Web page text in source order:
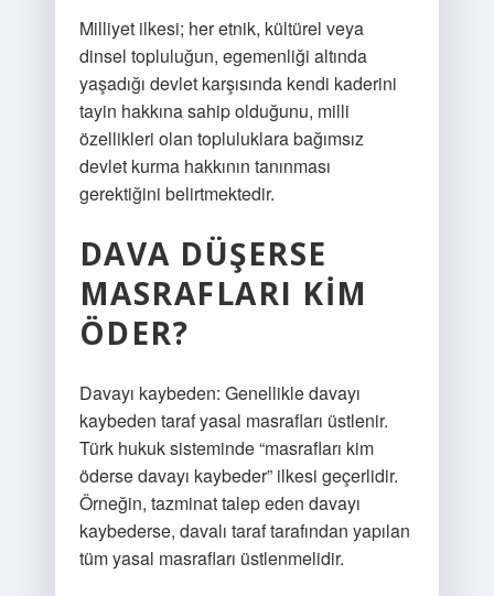
Milliyet ilkesi; her etnik, kültürel veya
dinsel topluluğun, egemenliği altında
yaşadığı devlet karşısında kendi kaderini
tayin hakkına sahip olduğunu, milli
özellikleri olan topluluklara bağımsız
devlet kurma hakkının tanınması
gerektiğini belirtmektedir.
DAVA DÜŞERSE
MASRAFLARI KIM
ÖDER?
Davayı kaybeden: Genellikle davayı
kaybeden taraf yasal masrafları üstlenir.
Türk hukuk sisteminde “masrafları kim
öderse davayı kaybeder” ilkesi geçerlidir.
Örneğin, tazminat talep eden davayı
kaybederse, davalı taraf tarafından yapılan
tüm yasal masrafları üstlenmelidir.